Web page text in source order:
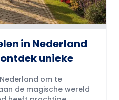
in Nederland
unieke
om te
de magische wereld